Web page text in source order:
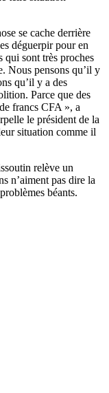
se cache derrière
déguerpir pour en
qui sont très proches
Nous pensons qu’il y
qu’il y a des
Parce que des
francs CFA », a
le président de la
situation comme il
relève un
n’aiment pas dire la
béants.